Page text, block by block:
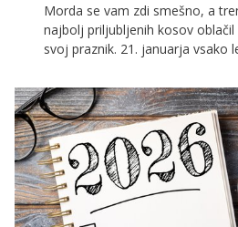
Morda se vam zdi smešno, a
najbolj priljubljenih kosov
svoj praznik. 21. januarja vsako